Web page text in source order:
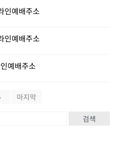
인예배주소
인예배주소
예배주소
마지막
검색